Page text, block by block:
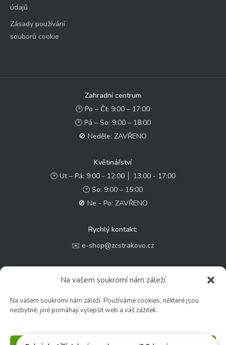
Na vašem soukromí nám záleží
Na vašem soukromí nám záleží. Používáme cookies, některé jsou
nezbytné, jiné pomáhají vylepšit web a váš zážitek.
údajů
Zásady používání
souborů cookie
Zahradní centrum
🕑 Po – Čt: 9:00 – 17:00
🕑 Pá – So: 9:00 – 18:00
🚫 Neděle: ZAVŘENO
Květinářství
🕑 Ut – Pá: 9:00 - 12:00 │ 13:00 - 17:00
🕑 So: 9:00 – 15:00
🚫 Ne - Po: ZAVŘENO
Rychlý kontakt:
✉️ e-shop@zcstrakovo.cz